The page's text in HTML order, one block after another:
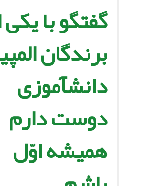
گفتگو با یکى
برندگان
دانش‏آموزى‏
دوست دارم
همیشه اوّل